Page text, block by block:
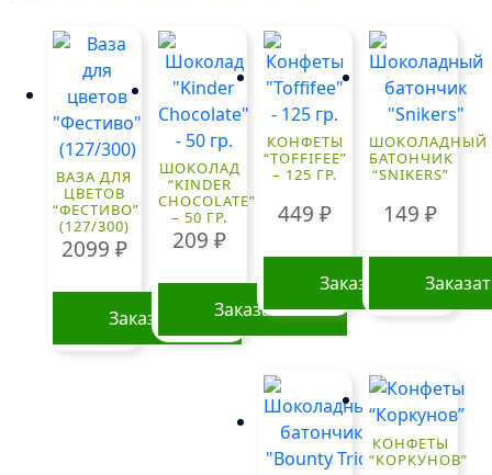
ВАЗА ДЛЯ
ЦВЕТОВ
“ФЕСТИВО”
(127/300)
2099 ₽
Заказать
ШОКОЛАД
“KINDER
CHOCOLATE”
– 50 ГР.
209₽
Заказать
КОНФЕТЫ
“TOFFIFEE”
– 125 ГР.
449₽
Заказать
ШОКОЛАДНЫЙ
БАТОНЧИК
“SNIKERS”
149₽
КОНФЕТЫ
“КОРКУНОВ”